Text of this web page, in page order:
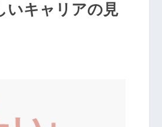
いキャリアの見